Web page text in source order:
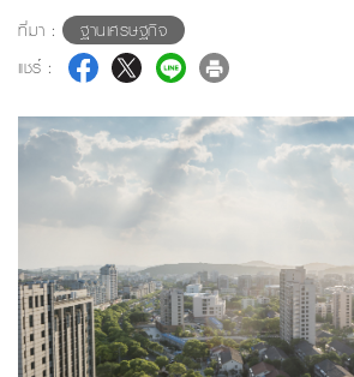
ที่มา :
ฐานเศรษฐกิจ
แชร์ :